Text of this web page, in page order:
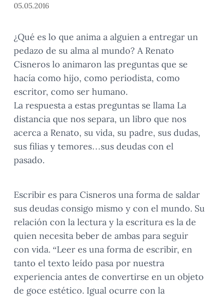
05.05.2016
¿Qué es lo que anima a alguien a entregar un
pedazo de su alma al mundo? A Renato
Cisneros lo animaron las preguntas que se
hacía como hijo, como periodista, como
escritor, como ser humano.
La respuesta a estas preguntas se llama La
distancia que nos separa, un libro que nos
acerca a Renato, su vida, su padre, sus dudas,
sus filias y temores…sus deudas con el
pasado.
Escribir es para Cisneros una forma de saldar
sus deudas consigo mismo y con el mundo. Su
relación con la lectura y la escritura es la de
quien necesita beber de ambas para seguir
con vida. “Leer es una forma de escribir, en
tanto el texto leído pasa por nuestra
experiencia antes de convertirse en un objeto
de goce estético. Igual ocurre con la